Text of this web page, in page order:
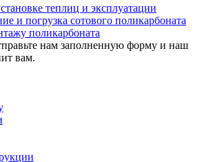
теплиц и эксплуатации
и погрузка сотового поликарбоната
поликарбоната
нам заполненную форму и наш
вам.